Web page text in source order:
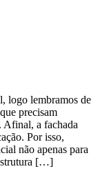
logo lembramos de
precisam
Afinal, a fachada
Por isso,
não apenas para
[…]